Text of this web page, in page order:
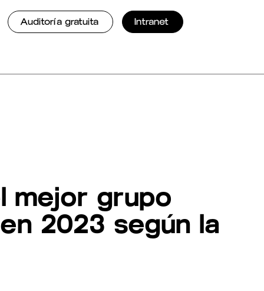
Auditoría gratuita Intranet
mejor grupo
2023 según la